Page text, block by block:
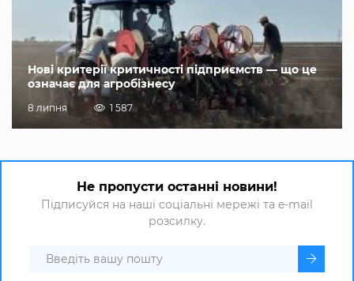
Нові критерії критичності підприємств — що це
означає для агробізнесу
8 липня 1 587
Не пропусти останні новини!
Підписуйся на наші соціальні мережі та e-mail
розсилку.